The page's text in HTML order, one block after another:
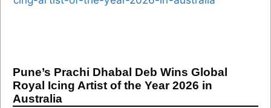
Pune’s Prachi Dhabal Deb Wins Global
Royal Icing Artist of the Year 2026 in
Australia